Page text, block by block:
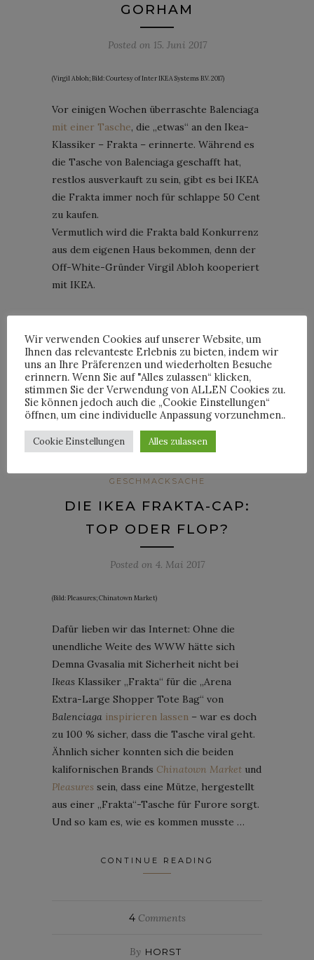
GORHAM
Posted on 15. Juni 2017
(Virgil Abloh; Bild: Courtesy of Inter IKEA Systems B.V. 2017)
Vor einigen Wochen überraschte Balenciaga
mit einer Tasche, die „etwas“ an den Ikea-
Klassiker – Frakta – erinnerte. Während es
die Tasche von Balenciaga geschafft hat,
restlos ausverkauft zu sein, gibt es bei IKEA
die Frakta immer noch für schlappe 50 Cent
zu kaufen.
Vermutlich wird die Frakta bald Konkurrenz
aus dem eigenen Haus bekommen, denn der
Off-White-Gründer Virgil Abloh kooperiert
mit IKEA.
1Comments
By HORST
GESCHMACKSACHE
DIE IKEA FRAKTA-CAP:
TOP ODER FLOP?
Posted on 4. Mai 2017
(Bild: Pleasures; Chinatown Market)
Dafür lieben wir das Internet: Ohne die
unendliche Weite des WWW hätte sich
Demna Gvasalia mit Sicherheit nicht bei
Ikeas Klassiker „Frakta“ für die „Arena
Extra-Large Shopper Tote Bag“ von
Balenciaga inspirieren lassen – war es doch
zu 100 % sicher, dass die Tasche viral geht.
Ähnlich sicher konnten sich die beiden
kalifornischen Brands Chinatown Market und
Pleasures sein, dass eine Mütze, hergestellt
aus einer „Frakta“-Tasche für Furore sorgt.
Und so kam es, wie es kommen musste …
CONTINUE READING
4Comments
By HORST
Wir verwenden Cookies auf unserer Website, um
Ihnen das relevanteste Erlebnis zu bieten, indem wir
uns an Ihre Präferenzen und wiederholten Besuche
erinnern. Wenn Sie auf "Alles zulassen“ klicken,
stimmen Sie der Verwendung von ALLEN Cookies zu.
Sie können jedoch auch die „Cookie Einstellungen“
öffnen, um eine individuelle Anpassung vorzunehmen..
Cookie Einstellungen Alles zulassen